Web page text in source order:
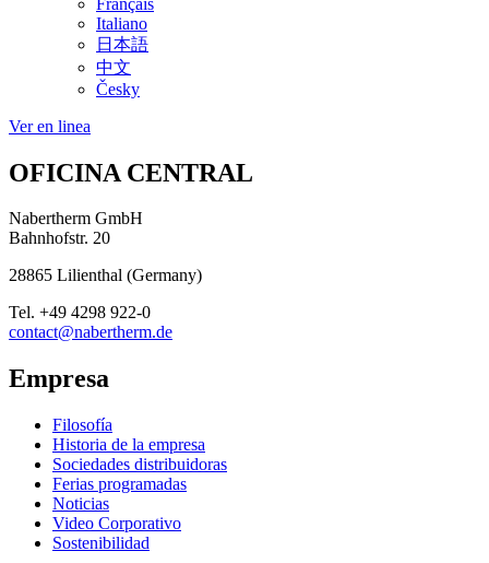
Italiano
日本語
中文
Česky
Ver en linea
OFICINA CENTRAL
Nabertherm GmbH
Bahnhofstr. 20
28865 Lilienthal (Germany)
Tel. +49 4298 922-0
contact@nabertherm.de
Empresa
Filosofía
Historia de la empresa
Sociedades distribuidoras
Ferias programadas
Noticias
Video Corporativo
Sostenibilidad